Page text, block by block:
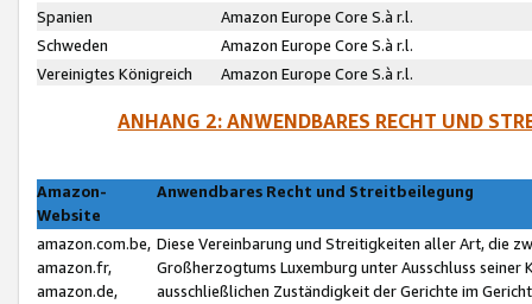
Spanien
Amazon Europe Core S.à r.l.
Schweden
Amazon Europe Core S.à r.l.
Vereinigtes Königreich
Amazon Europe Core S.à r.l.
ANHANG 2: ANWENDBARES RECHT UND
Amazon-
Website
Anwendbares Recht und Streitbeilegung
amazon.com.be,
amazon.fr,
amazon.de,
Diese Vereinbarung und Streitigkeiten aller Art, die
Großherzogtums Luxemburg unter Ausschluss
ausschließlichen Zuständigkeit der Gerichte im